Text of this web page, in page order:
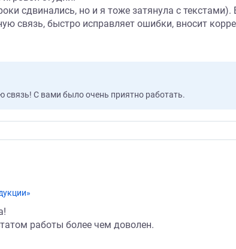
сдвинались, но и я тоже затянула с
связь, быстро исправляет ошибки, вносит
связь! С вами было очень приятно работать.
работы более чем доволен.